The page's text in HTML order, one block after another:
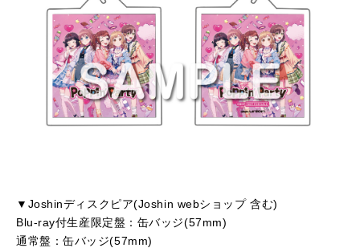
▼Joshinディスクピア(Joshin webショップ 含む)
Blu-ray付生産限定盤：缶バッジ(57mm)
通常盤：缶バッジ(57mm)